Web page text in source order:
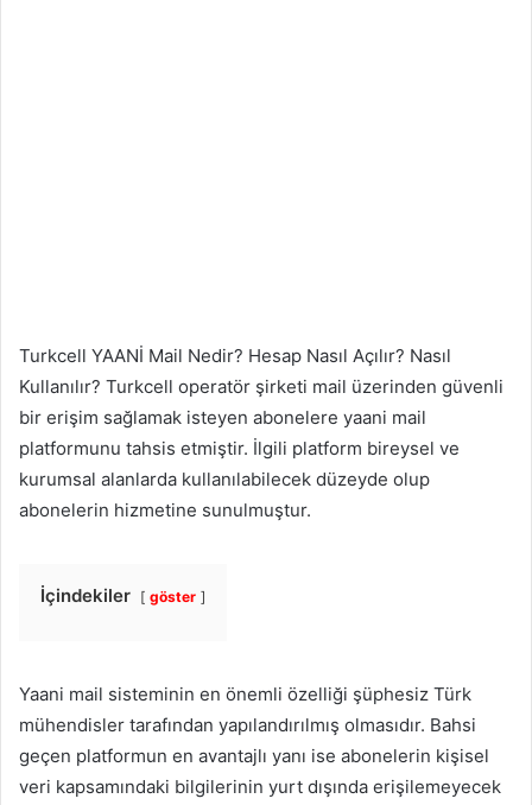
Turkcell YAANİ Mail Nedir? Hesap Nasıl Açılır? Nasıl
Kullanılır? Turkcell operatör şirketi mail üzerinden güvenli
bir erişim sağlamak isteyen abonelere yaani mail
platformunu tahsis etmiştir. İlgili platform bireysel ve
kurumsal alanlarda kullanılabilecek düzeyde olup
abonelerin hizmetine sunulmuştur.
İçindekiler göster
Yaani mail sisteminin en önemli özelliği şüphesiz Türk
mühendisler tarafından yapılandırılmış olmasıdır. Bahsi
geçen platformun en avantajlı yanı ise abonelerin kişisel
veri kapsamındaki bilgilerinin yurt dışında erişilemeyecek